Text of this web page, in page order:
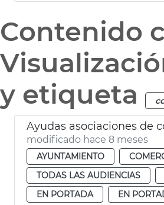
Contenido
y etiqueta
Ayudas asociaciones de
modificado hace 8 meses
AYUNTAMIENTO
TODAS LAS AUDIENCIAS
EN PORTADA
EN